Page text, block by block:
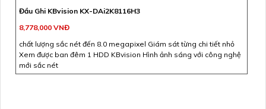
Đầu Ghi KBvision KX-DAi2K8116H3
8,778,000 VNĐ
chất lượng sắc nét đến 8.0 megapixel Giám sát từng chi tiết nhỏ
Xem được ban đêm 1 HDD KBvision Hình ảnh sáng với công nghệ
mới sắc nét